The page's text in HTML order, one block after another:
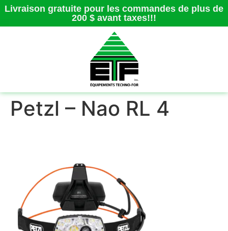
Livraison gratuite pour les commandes de plus de
200 $ avant taxes!!!
Petzl – Nao RL 4